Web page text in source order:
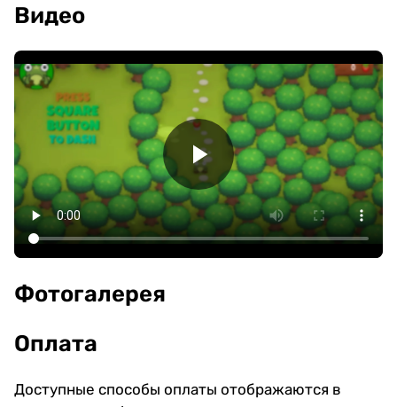
Видео
Фотогалерея
Оплата
Доступные способы оплаты отображаются в